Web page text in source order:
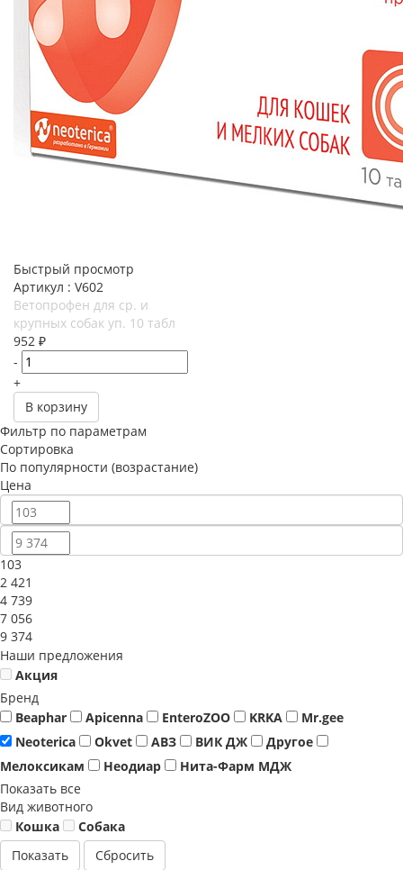
Быстрый просмотр
Артикул : V602
Ветопрофен для ср. и
крупных собак уп. 10 табл
952 ₽
-
+
В корзину
Фильтр по параметрам
Сортировка
По популярности (возрастание)
Цена
103
2 421
4 739
7 056
9 374
Наши предложения
Акция
Бренд
Beaphar
Apicenna EnteroZOO KRKA
Mr.gee
Neoterica
Okvet АВЗ ВИК ДЖ
Другое
Мелоксикам
Неодиар
Нита-Фарм МДЖ
Показать все
Вид животного
Кошка
Собака
Сбросить